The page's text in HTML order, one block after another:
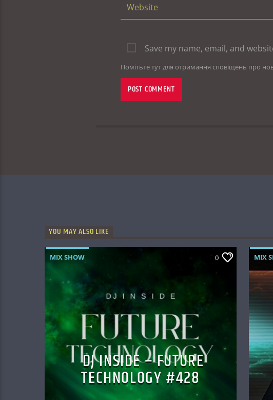
Save my name, email, and
Помітьте тут для отримання сповіщень про
YOU MAY ALSO LIKE
MIX SHOW 0
DJ INSIDE – FUTURE
TECHNOLOGY #428
MIX